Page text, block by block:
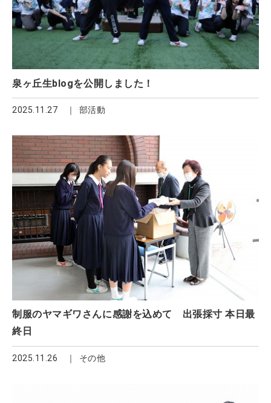
泉ヶ丘生blogを公開しました！
2025.11.27 部活動
制服のヤマギワさんに感謝を込めて 出張採寸 本日最
終日
2025.11.26 その他